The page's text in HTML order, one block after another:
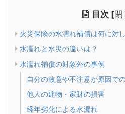
目次 [
火災保険の水濡れ補償は何に対
水濡れと水災の違いは？
水濡れ補償の対象外の事例
自分の故意や不注意が原因で
他人の建物・家財の損害
経年劣化による水漏れ